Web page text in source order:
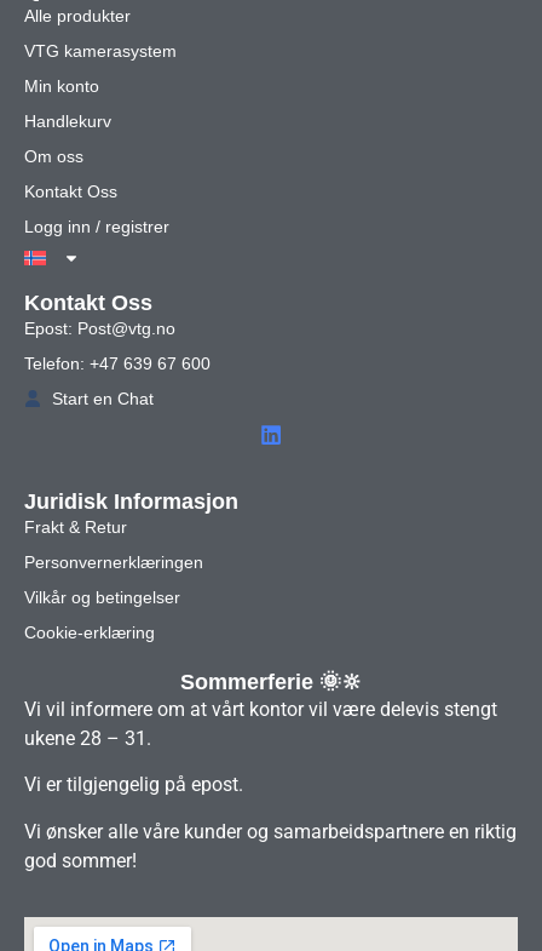
Alle produkter
VTG kamerasystem
Min konto
Handlekurv
Om oss
Kontakt Oss
Logg inn / registrer
Kontakt Oss
Epost: Post@vtg.no
Telefon: +47 639 67 600
Start en Chat
Juridisk Informasjon
Frakt & Retur
Personvernerklæringen
Vilkår og betingelser
Cookie-erklæring
Sommerferie 🌞🔆
Vi vil informere om at vårt kontor vil være delevis stengt
ukene 28 – 31.
Vi er tilgjengelig på epost.
Vi ønsker alle våre kunder og samarbeidspartnere en riktig
god sommer!